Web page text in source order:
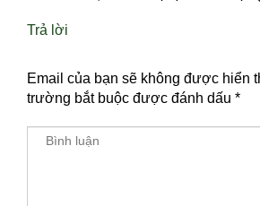
Trả lời
Email của bạn sẽ không được hiển
trường bắt buộc được đánh dấu *